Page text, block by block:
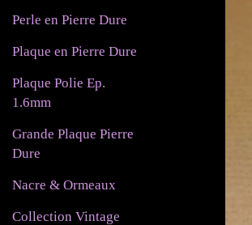
Perle en Pierre Dure
Plaque en Pierre Dure
Plaque Polie Ep.
1.6mm
Grande Plaque Pierre
Dure
Nacre & Ormeaux
Collection Vintage